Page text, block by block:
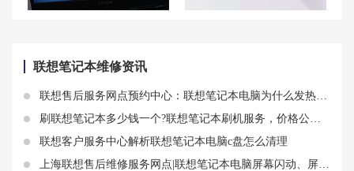
联想笔记本维修资讯
联想售后服务网点预约中心：联想笔记本电脑为什么发热？怎么产生这种热？
刷联想笔记本多少钱一个?联想笔记本刷机服务，价格公道，质量保证
联想客户服务中心解析联想笔记本电脑c盘怎么清理
上海联想售后维修服务网点|联想笔记本电脑屏幕闪动、屏幕有条纹如何快速排查和解决？